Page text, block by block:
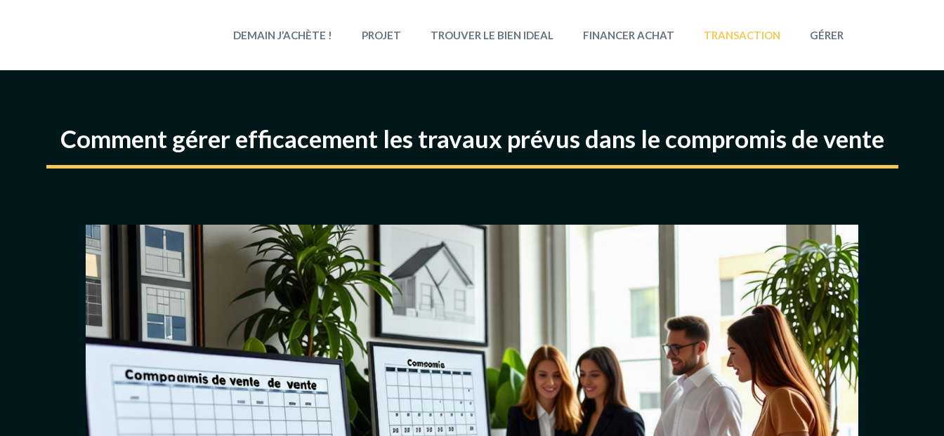
DEMAIN J’ACHÈTE ! PROJET TROUVER LE BIEN IDEAL FINANCER ACHAT TRANSACTION GÉRER
Comment gérer efficacement les travaux prévus dans le compromis de vente